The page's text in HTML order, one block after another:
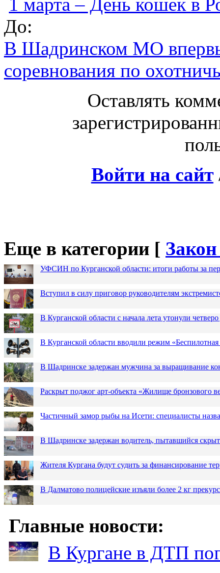
До:
В Шадринском МО
соревнования по
Оставлять
Войти на сайт
Еще в категории [
УФСИН по Курганской области: итоги работы за
Вступил в силу приговор руководителям
В Курганской области с начала лета утонули четверо
В Курганской области вводили режим «Беспилотная
В Шадринске задержан мужчина за выращивание
Раскрыт поджог арт-объекта «Жилище бронзового
Частичный замор рыбы на Исети: специалисты
В Шадринске задержан водитель, пытавшийся
Жителя Кургана будут судить за финансирование
В Далматово полицейские изъяли более 2 кг
Главные новости:
В Кургане в ДТП